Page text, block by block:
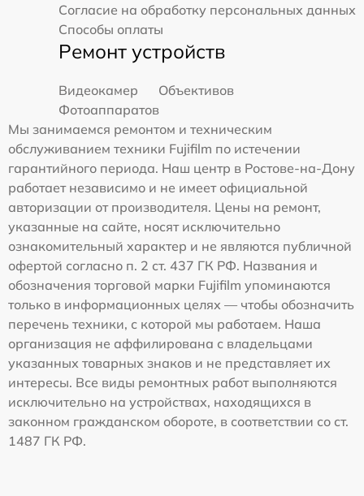
Согласие на обработку персональных данных
Способы оплаты
Ремонт устройств
Видеокамер
Объективов
Фотоаппаратов
Мы занимаемся ремонтом и техническим
обслуживанием техники Fujifilm по истечении
гарантийного периода. Наш центр в Ростове-на-Дону
работает независимо и не имеет официальной
авторизации от производителя. Цены на ремонт,
указанные на сайте, носят исключительно
ознакомительный характер и не являются публичной
офертой согласно п. 2 ст. 437 ГК РФ. Названия и
обозначения торговой марки Fujifilm упоминаются
только в информационных целях — чтобы обозначить
перечень техники, с которой мы работаем. Наша
организация не аффилирована с владельцами
указанных товарных знаков и не представляет их
интересы. Все виды ремонтных работ выполняются
исключительно на устройствах, находящихся в
законном гражданском обороте, в соответствии со ст.
1487 ГК РФ.